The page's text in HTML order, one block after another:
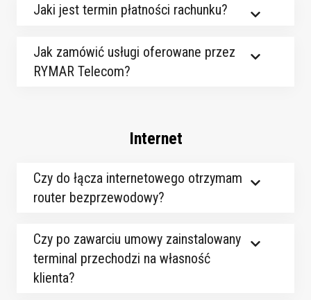
Jaki jest termin płatności rachunku?
Jak zamówić usługi oferowane przez
RYMAR Telecom?
Internet
Czy do łącza internetowego otrzymam
router bezprzewodowy?
Czy po zawarciu umowy zainstalowany
terminal przechodzi na własność
klienta?